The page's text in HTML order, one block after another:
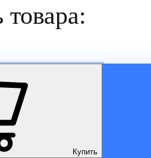
Купить